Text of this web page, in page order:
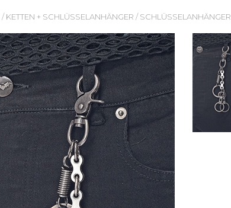
/ KETTEN + SCHLÜSSELANHÄNGER / SCHLÜSSELANHÄNGER